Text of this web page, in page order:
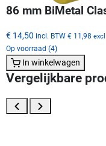
86 mm BiMetal
€ 14,50 incl. BTW € 11,98
Op voorraad (4)
In winkelwagen
Vergelijkbare